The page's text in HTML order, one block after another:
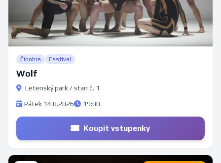
Činohra Festival
Wolf
Letenský park / stan č. 1
Pátek 14.8.2026
19:00
Koupit vstupenky